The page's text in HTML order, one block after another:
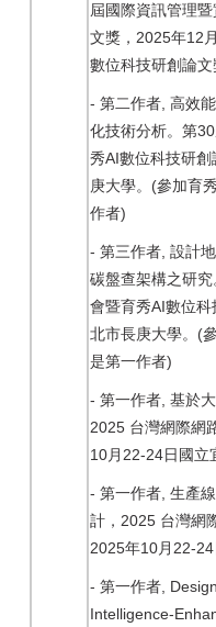
屆國際資訊管理
文獎， 2025年12 月
數位科技研創論
- 第二作者 高效
化技術分析。第30
秀AI數位科技研創
庚大學。 (參加育秀
作者)
- 第三作者 設計
碳盤查架構之研究
會暨育秀AI數位科
北市長庚大學。 (
是第一作者)
- 第一作者 基於
2025 台灣網際網
10月 22-24 日國立
- 第一作者 生產
計， 2025 台灣網
2025年10月 22-24
- 第一作者 ,
Intelligence-